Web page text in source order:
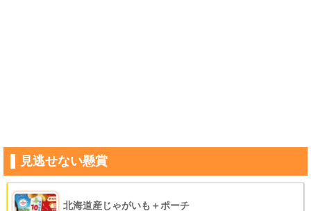
見逃せない懸賞
北海道産じゃがいも＋ポーチ